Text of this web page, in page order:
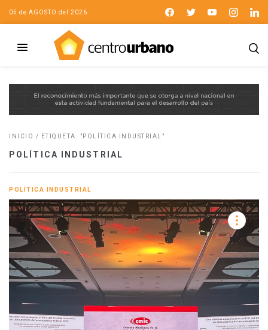
05 de AGOSTO del 2026
INICIO / ETIQUETA: "POLÍTICA INDUSTRIAL"
POLÍTICA INDUSTRIAL
POLÍTICA INDUSTRIAL